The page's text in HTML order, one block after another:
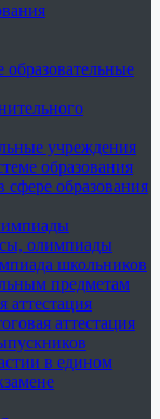
образовательные
учреждения
образования
образования
олимпиады
школьников
предметам
аттестация
аттестация
в едином